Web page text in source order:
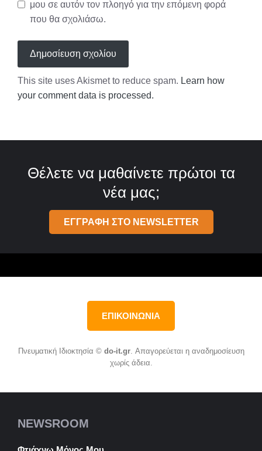
μου σε αυτόν τον πλοηγό για την επόμενη φορά
που θα σχολιάσω.
This site uses Akismet to reduce spam. Learn how
your comment data is processed.
Θέλετε να μαθαίνετε πρώτοι τα
νέα μας;
ΕΓΓΡΑΦΗ ΣΤΟ NEWSLETTER
ΕΠΙΚΟΙΝΩΝΙΑ
Πνευματική Ιδιοκτησία © do-it.gr. Απαγορεύεται η αναδημοσίευση
χωρίς άδεια.
NEWSROOM